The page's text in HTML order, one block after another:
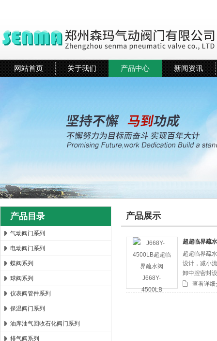
郑州森玛自控阀门有限公司
网站首页 关于我们 产品中心 新闻资讯
产品目录
气动阀门系列
电动阀门系列
蝶阀系列
球阀系列
仪表阀管件系列
保温阀门系列
油库油气回收石化阀门系列
排气阀系列
产品展示
超超临界疏
超超临界疏
设计，减小
卸中腔密封
切断或开启
查看详细